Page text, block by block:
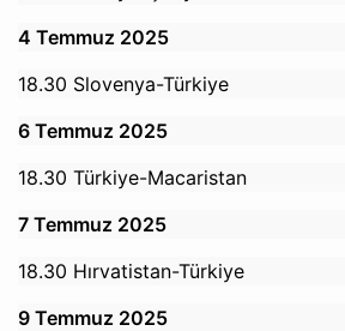
4 Temmuz 2025
18.30 Slovenya-Türkiye
6 Temmuz 2025
18.30 Türkiye-Macaristan
7 Temmuz 2025
18.30 Hırvatistan-Türkiye
9 Temmuz 2025